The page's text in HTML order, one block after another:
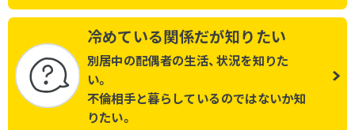
冷めている関係だが知りたい
別居中の配偶者の生活、状況を知りた
い。
不倫相手と暮らしているのではないか知
りたい。